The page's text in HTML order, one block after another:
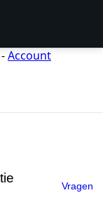
Account
Vragen